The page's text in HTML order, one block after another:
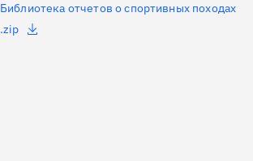
Библиотека отчетов о спортивных походах
.zip